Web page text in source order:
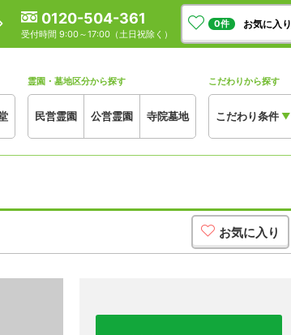
0120-504-361
受付時間 9:00～17:00（土日祝除く）
0件 お気に入り
霊園・墓地区分から探す
民営霊園 公営霊園 寺院墓地
こだわりから探す
こだわり条件 ▼
お気に入り